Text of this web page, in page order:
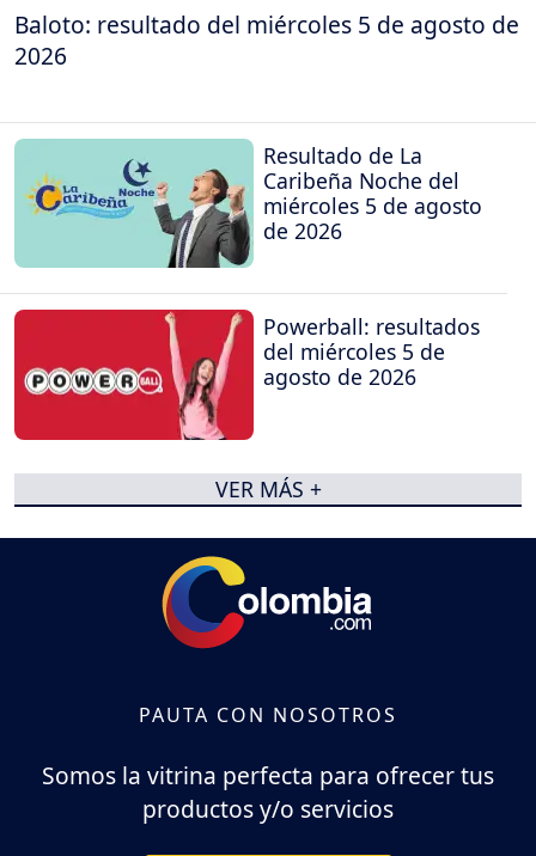
Baloto: resultado del miércoles 5 de agosto de
2026
Resultado de La
Caribeña Noche del
miércoles 5 de agosto
de 2026
Powerball: resultados
del miércoles 5 de
agosto de 2026
VER MÁS +
PAUTA CON NOSOTROS
Somos la vitrina perfecta para ofrecer tus
productos y/o servicios